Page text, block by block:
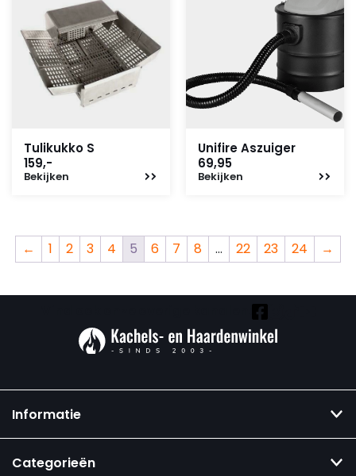
Tulikukko S
159,-
Bekijken
Unifire Aszuiger
69,95
Bekijken
← 1 2 3 4 5 6 7 8 … 22 23 24 →
Informatie
Categorieën